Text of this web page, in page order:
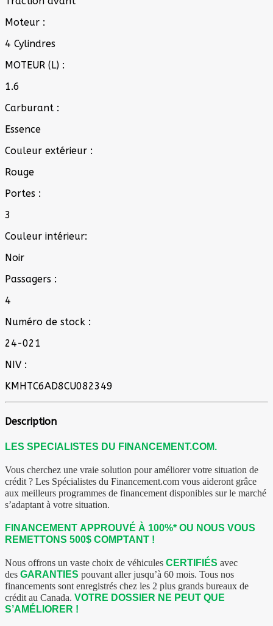
Moteur :
4 Cylindres
MOTEUR (L) :
1.6
Carburant :
Essence
Couleur extérieur :
Rouge
Portes :
3
Couleur intérieur:
Noir
Passagers :
4
Numéro de stock :
24-021
NIV :
KMHTC6AD8CU082349
Description
LES SPECIALISTES DU FINANCEMENT.COM.
Vous cherchez une vraie solution pour améliorer votre situation de
crédit ? Les Spécialistes du Financement.com vous aideront grâce
aux meilleurs programmes de financement disponibles sur le marché
s’adaptant à votre situation.
FINANCEMENT APPROUVÉ À 100%* OU NOUS VOUS
REMETTONS 500$ COMPTANT !
Nous offrons un vaste choix de véhicules CERTIFIÉS avec
des GARANTIES pouvant aller jusqu’à 60 mois. Tous nos
financements sont enregistrés chez les 2 plus grands bureaux de
crédit au Canada. VOTRE DOSSIER NE PEUT QUE
S’AMÉLIORER !